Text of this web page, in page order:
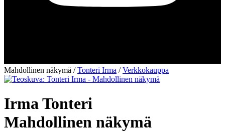
Mahdollinen näkymä /Tonteri Irma /Verkkokauppa
Irma Tonteri
Mahdollinen näkymä